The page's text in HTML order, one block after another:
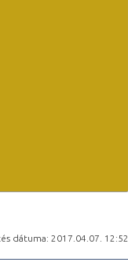
dátuma: 2017.04.07. 12:52